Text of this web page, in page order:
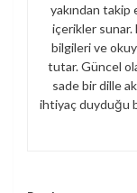
yakından takip
içerikler sunar.
bilgileri ve
tutar. Güncel
sade bir dille
ihtiyaç duyduğu